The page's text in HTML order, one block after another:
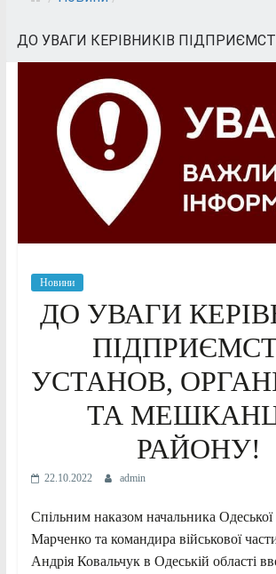
ДО УВАГИ КЕРІВНИКІВ
Новини
ДО УВАГИ
УСТАНОВ,
ТА
РАЙОНУ!
22.10.2022 admin
Спільним наказом начальника
Марченко та командира військової
Андрія Ковальчук в Одеській області